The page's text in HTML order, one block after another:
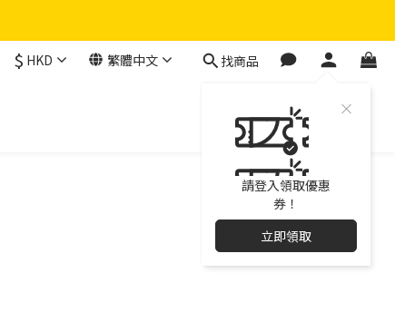
$ HKD 繁體中文 找商品
請登入領取優惠
券！
立即領取